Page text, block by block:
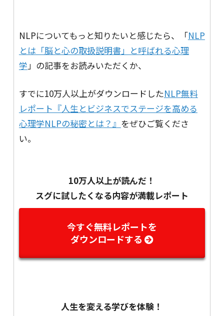
NLPについてもっと知りたいと感じたら、「NLP
とは「脳と心の取扱説明書」と呼ばれる心理
学 」の記事をお読みいただくか、
すでに10万人以上がダウンロードしたNLP無料
レポート『人生とビジネスでステージを高める
心理学NLPの秘密とは？』 をぜひご覧くださ
い。
10万人以上が読んだ！
スグに試したくなる内容が満載レポート
今すぐ無料レポートを
ダウンロードする
人生を変える学びを体験！